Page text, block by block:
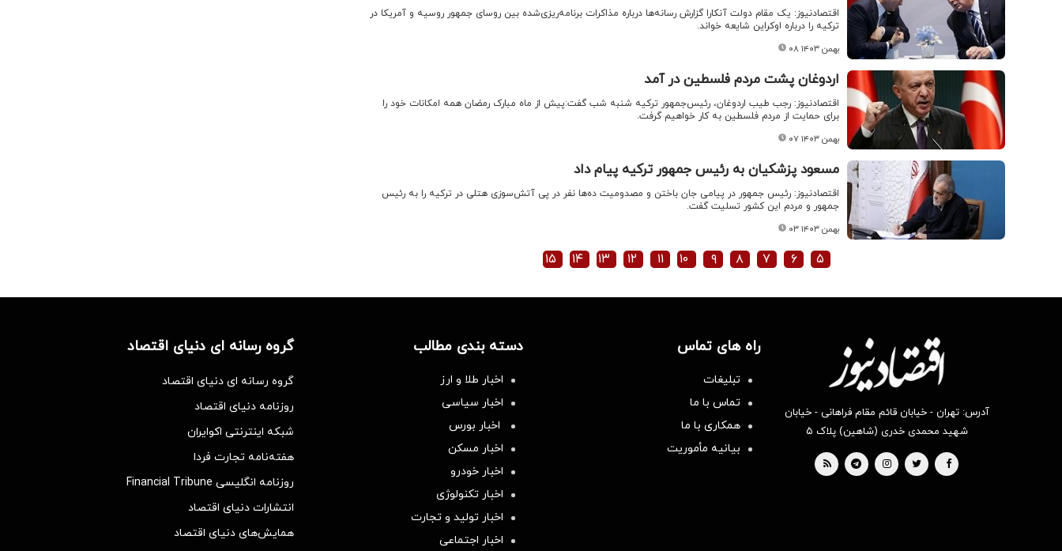
اقتصادنیوز: یک مقام دولت آنکارا گزارش رسانه‌ها درباره مذاکرات برنامه‌ریزی‌شده بین روسای جمهور روسیه و آمریکا در
ترکیه را درباره اوکراین شایعه خواند.
۰۸ بهمن ۱۴۰۳
اردوغان پشت مردم فلسطین در آمد
اقتصادنیوز: رجب طیب اردوغان، رئیس‌جمهور ترکیه شنبه شب گفت:پیش از ماه مبارک رمضان همه امکانات خود را
برای حمایت از مردم فلسطین به کار خواهیم گرفت.
۰۷ بهمن ۱۴۰۳
مسعود پزشکیان به رئیس جمهور ترکیه پیام داد
اقتصادنیوز: رئیس جمهور در پیامی جان باختن و مصدومیت ده‌ها نفر در پی آتش‌سوزی هتلی در ترکیه را به رئیس
جمهور و مردم این کشور تسلیت گفت.
۰۳ بهمن ۱۴۰۳
۵ ۶ ۷ ۸ ۹ ۱۰ ۱۱ ۱۲ ۱۳ ۱۴ ۱۵
آدرس: تهران - خیابان قائم مقام فراهانی - خیابان
شهید محمدی خدری (شاهین) پلاک ۵
راه های تماس
تبلیغات
تماس با ما
همکاری با ما
بیانیه مأموریت
دسته بندی مطالب
اخبار طلا و ارز
اخبار سیاسی
اخبار بورس
اخبار مسکن
اخبار خودرو
اخبار تکنولوژی
اخبار تولید و تجارت
اخبار اجتماعی
گروه رسانه ای دنیای اقتصاد
گروه رسانه ای دنیای اقتصاد
روزنامه دنیای اقتصاد
شبکه اینترنتی اکوایران
هفته‌نامه تجارت فردا
روزنامه انگلیسی Financial Tribune
انتشارات دنیای اقتصاد
همایش‌های دنیای اقتصاد